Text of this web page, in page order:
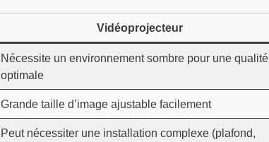
Vidéoprojecteur
Nécessite un environnement sombre pour une qualité
optimale
Grande taille d’image ajustable facilement
Peut nécessiter une installation complexe (plafond,